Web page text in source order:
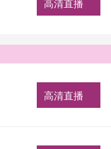
高清直播
高清直播